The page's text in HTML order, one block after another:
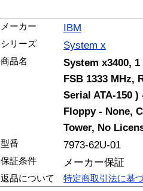
メーカー IBM
シリーズ System x
商品名
System x3400,
FSB 1333 MHz,
Serial ATA-150
Floppy - None,
Tower, No
型番 7973-62U-01
保証条件 メーカー保証
返品について 特定商取引法に基